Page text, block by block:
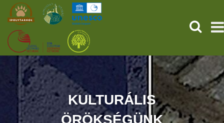
KEZDŐOLDAL
ŐSVILÁGI POMPEJI
SZOLGÁLTATÁSOK
KULTURÁLIS
ÖRÖKSÉGÜNK